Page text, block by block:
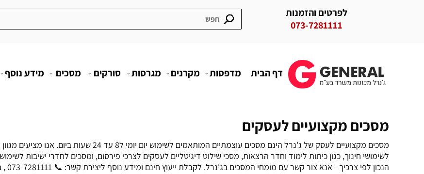
לפרטים והזמנות
073-7281111
דף הבית מדפסות מקרנים מגרסות סורקים מסכים מידע נוסף
מסכים מקצועיים לעסקים
מסכים מקצועיים לעסק של ג'נרל הינם מסכים עוצמתיים
לשימושי חינוך, כגון כיתות לימוד וחדר הרצאות, מסכי שילוט דיגיטליים לעסקים לצרכי פירסום, ומסכים לחדרי ישיבות
הנכון לפי צרכיך - אנא צור קשר עם מומחי המסכים בג'נרל. לקבלת ייעוץ חינם ומידע נוסף ליצירת קשר: 📞 073-7281111 , בווטסאפ: 📱 050-3461-333.